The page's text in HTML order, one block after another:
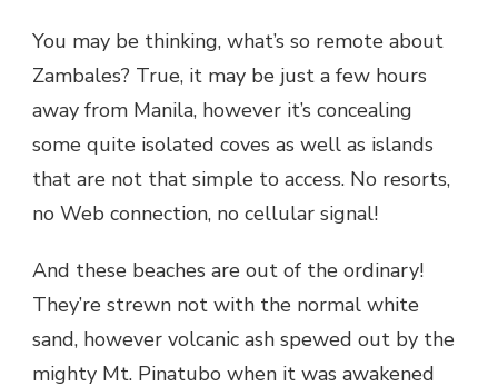
You may be thinking, what’s so remote about
Zambales? True, it may be just a few hours
away from Manila, however it’s concealing
some quite isolated coves as well as islands
that are not that simple to access. No resorts,
no Web connection, no cellular signal!
And these beaches are out of the ordinary!
They’re strewn not with the normal white
sand, however volcanic ash spewed out by the
mighty Mt. Pinatubo when it was awakened